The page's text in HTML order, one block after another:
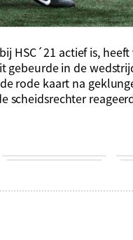
HSC´21 actief is,
gebeurde in de
rode kaart na
scheidsrechter